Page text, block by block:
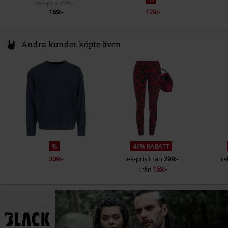
rek-pris
299:-
169:-
129:-
Andra kunder köpte även
%
309:-
46% RABATT
rek-pris Från299:-
Från 159:-